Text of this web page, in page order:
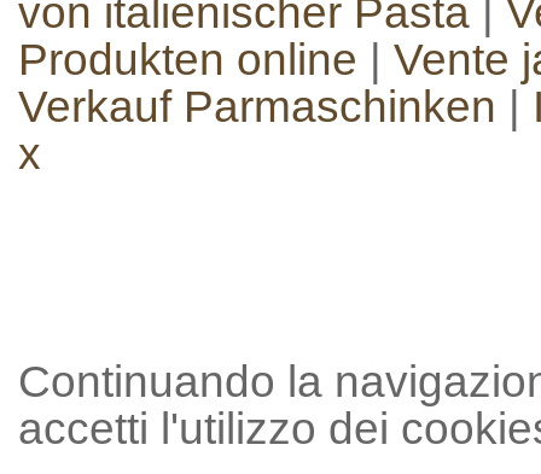
von italienischer Pasta
Produkten online
Vente
Verkauf Parmaschinken
x
Continuando la
accetti l'utilizzo dei